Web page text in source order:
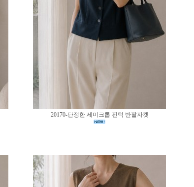
20170-단정한 세미크롭 핀턱 반팔자켓